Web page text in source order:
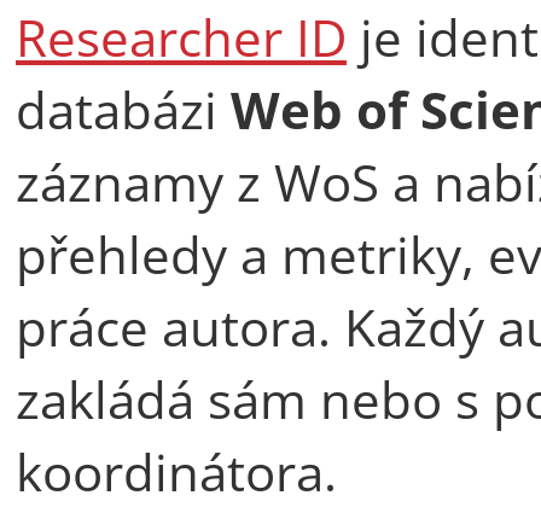
Researcher ID je
databázi Web of
záznamy z WoS a
přehledy a metriky,
práce autora. Každý
zakládá sám nebo s
koordinátora.